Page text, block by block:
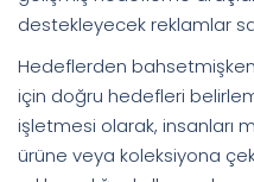
destekleyecek reklamlar
Hedeflerden
için doğru hedefleri
işletmesi olarak, insanları
ürüne veya koleksiyona